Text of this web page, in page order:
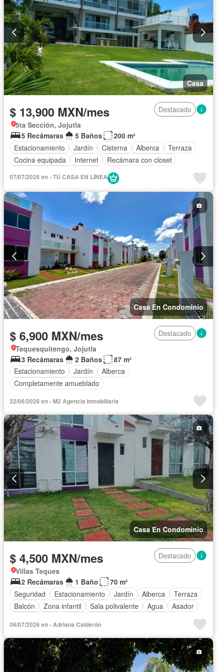
Casa
$ 13,900 MXN/mes
Destacado
5ta Sección, Jojutla
5 Recámaras
5 Baños
200 m²
Estacionamiento
Jardín Cisterna Alberca
Terraza
Cocina equipada
Internet
Recámara con closet
Completamente amueblado
07/07/2026 en - TÚ CASA EN LÍNEA
Casa En Condominio
$ 6,900 MXN/mes
Destacado
Tequesquitengo, Jojutla
3 Recámaras
2 Baños
87 m²
Estacionamiento
Jardín
Alberca
Completamente amueblado
22/06/2026 en - M2 Agencia Inmobiliaria
Casa En Condominio
$ 4,500 MXN/mes
Destacado
Villas Teques
2 Recámaras
1 Baño
70 m²
Seguridad
Estacionamiento Jardín Alberca
Terraza
Balcón
Zona infantil Sala polivalente Agua
Asador
Parcialmente amueblado
06/07/2026 en - Adriana Calderón